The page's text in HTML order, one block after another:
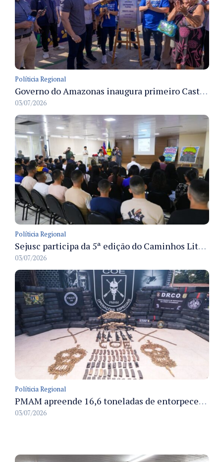
Políticia Regional
Governo do Amazonas inaugura primeiro Castramóvel Fluvial para atendimento veterinário às comunidades ribeirinhas e castração gratuita
03/07/2026
Políticia Regional
Sejusc participa da 5ª edição do Caminhos Literários com foco na cultura hip-hop nas unidades socioeducativas
03/07/2026
Políticia Regional
PMAM apreende 16,6 toneladas de entorpecentes e registra aumento nas prisões em flagrante e nas capturas de foragidos no primeiro semestre de 2026
03/07/2026